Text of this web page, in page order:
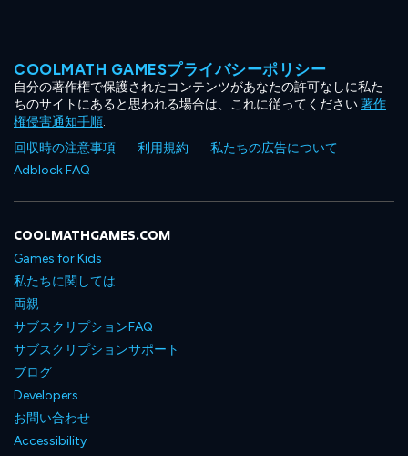
COOLMATH GAMESプライバシーポリシー
自分の著作権で保護されたコンテンツがあなたの許可なしに私た
ちのサイトにあると思われる場合は、これに従ってください著作
権侵害通知手順.
回収時の注意事項
利用規約
私たちの広告について
Adblock FAQ
COOLMATHGAMES.COM
Games for Kids
私たちに関しては
両親
サブスクリプションFAQ
サブスクリプションサポート
ブログ
Developers
お問い合わせ
Accessibility